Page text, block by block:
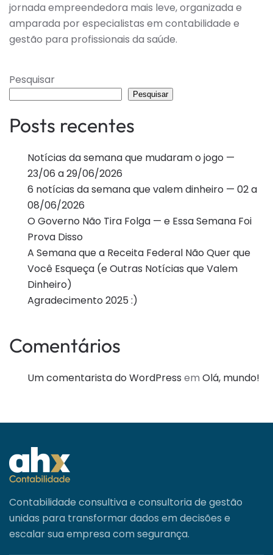
jornada empreendedora mais leve, organizada e
amparada por especialistas em contabilidade e
gestão para profissionais da saúde.
Pesquisar
Pesquisar
Posts recentes
Notícias da semana que mudaram o jogo —
23/06 a 29/06/2026
6 notícias da semana que valem dinheiro — 02 a
08/06/2026
O Governo Não Tira Folga — e Essa Semana Foi
Prova Disso
A Semana que a Receita Federal Não Quer que
Você Esqueça (e Outras Notícias que Valem
Dinheiro)
Agradecimento 2025 :)
Comentários
Um comentarista do WordPress em Olá, mundo!
Contabilidade consultiva e consultoria de gestão
unidas para transformar dados em decisões e
escalar sua empresa com segurança.